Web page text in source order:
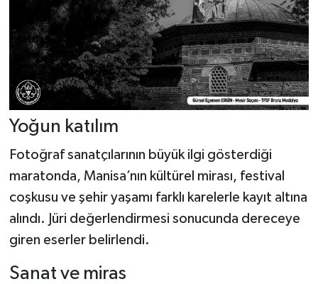
Yoğun katılım
Fotoğraf sanatçılarının büyük ilgi gösterdiği
maratonda, Manisa’nın kültürel mirası, festival
coşkusu ve şehir yaşamı farklı karelerle kayıt altına
alındı. Jüri değerlendirmesi sonucunda dereceye
giren eserler belirlendi.
Sanat ve miras